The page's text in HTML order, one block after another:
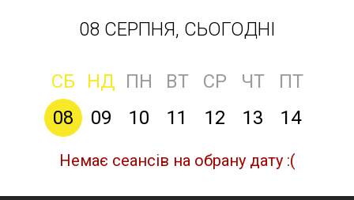
08 СЕРПНЯ, СЬОГОДНІ
СБ НД ПН ВТ СР ЧТ
ПТ
08
09 10 11 12 13 14
Немає сеансів на обрану дату :(